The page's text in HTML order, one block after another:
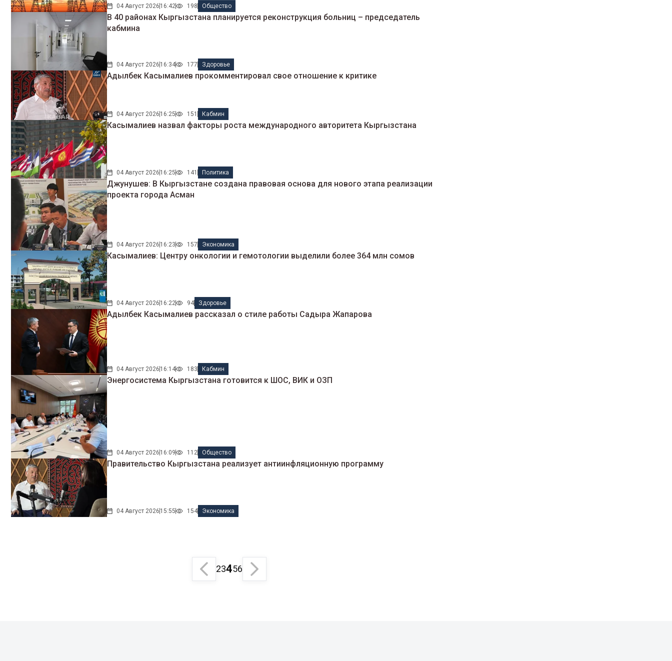
04 Август 2026 16:42 198 Общество
В 40 районах Кыргызстана планируется реконструкция больниц – председатель
кабмина
04 Август 2026 16:34 177 Здоровье
Адылбек Касымалиев прокомментировал свое отношение к критике
04 Август 2026 16:25 151 Кабмин
Касымалиев назвал факторы роста международного авторитета Кыргызстана
04 Август 2026 16:25 141 Политика
Джунушев: В Кыргызстане создана правовая основа для нового этапа реализации
проекта города Асман
04 Август 2026 16:23 157 Экономика
Касымалиев: Центру онкологии и гемотологии выделили более 364 млн сомов
04 Август 2026 16:22 94 Здоровье
Адылбек Касымалиев рассказал о стиле работы Садыра Жапарова
04 Август 2026 16:14 183 Кабмин
Энергосистема Кыргызстана готовится к ШОС, ВИК и ОЗП
04 Август 2026 16:09 112 Общество
Правительство Кыргызстана реализует антиинфляционную программу
04 Август 2026 15:55 154 Экономика
23456